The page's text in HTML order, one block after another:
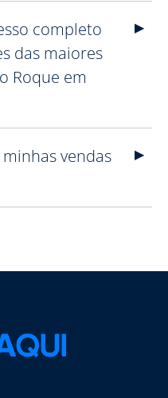
completo
das maiores
Roque em
vendas